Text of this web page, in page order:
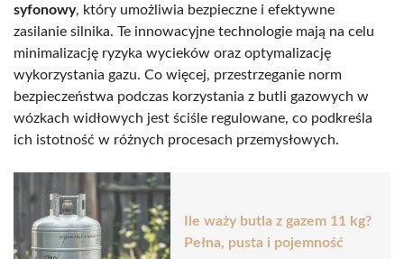
syfonowy, który umożliwia bezpieczne i efektywne
zasilanie silnika. Te innowacyjne technologie mają na celu
minimalizację ryzyka wycieków oraz optymalizację
wykorzystania gazu. Co więcej, przestrzeganie norm
bezpieczeństwa podczas korzystania z butli gazowych w
wózkach widłowych jest ściśle regulowane, co podkreśla
ich istotność w różnych procesach przemysłowych.
Ile waży butla z gazem 11 kg?
Pełna, pusta i pojemność